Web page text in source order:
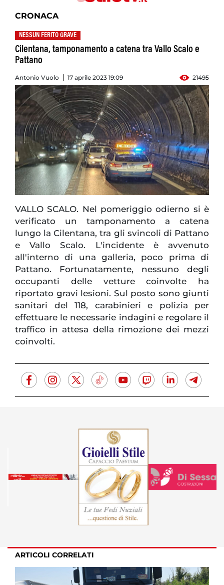
CRONACA
NESSUN FERITO GRAVE
Cilentana, tamponamento a catena tra Vallo Scalo e
Pattano
Antonio Vuolo 17 aprile 2023 19:09 21495
VALLO SCALO. Nel pomeriggio odierno si è
verificato un tamponamento a catena
lungo la Cilentana, tra gli svincoli di Pattano
e Vallo Scalo. L'incidente è avvenuto
all'interno di una galleria, poco prima di
Pattano. Fortunatamente, nessuno degli
occupanti delle vetture coinvolte ha
riportato gravi lesioni. Sul posto sono giunti
sanitari del 118, carabinieri e polizia per
effettuare le necessarie indagini e regolare il
traffico in attesa della rimozione dei mezzi
coinvolti.
ARTICOLI CORRELATI